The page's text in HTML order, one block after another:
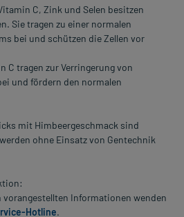
C, Zink und Selen besitzen
Sie tragen zu einer normalen
bei und schützen die Zellen vor
C tragen zur Verringerung von
und fördern den normalen
mit Himbeergeschmack sind
ohne Einsatz von Gentechnik
vorangestellten Informationen wenden
Hotline.